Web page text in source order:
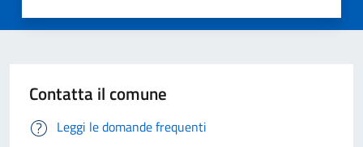
Contatta il comune
Leggi le domande frequenti